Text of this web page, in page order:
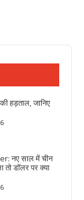
हड़ताल, जानिए
नए साल में चीन
तो डॉलर पर क्या